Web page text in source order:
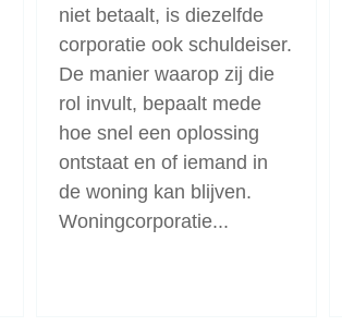
niet betaalt, is diezelfde
corporatie ook schuldeiser.
De manier waarop zij die
rol invult, bepaalt mede
hoe snel een oplossing
ontstaat en of iemand in
de woning kan blijven.
Woningcorporatie...